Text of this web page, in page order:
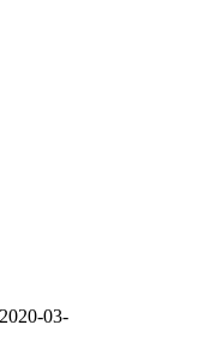
2020-03-